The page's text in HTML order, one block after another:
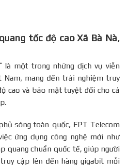
tốc độ cao Xã Bà Nà,
là một trong những dịch vụ viễn
mang đến trải nghiệm truy
cao và bảo mật tuyệt đối cho cả
sóng toàn quốc, FPT Telecom
ứng dụng công nghệ mới như
quang chuẩn quốc tế, giúp người
cập lên đến hàng gigabit mỗi